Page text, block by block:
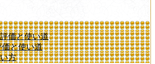
価と使い道
価と使い道
方